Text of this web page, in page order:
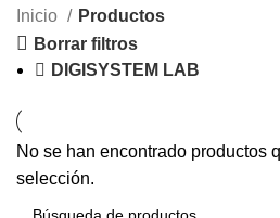
Inicio
Productos
Borrar filtros
DIGISYSTEM LAB
No se han encontrado productos
selección.